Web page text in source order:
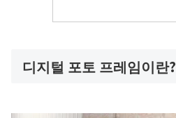
디지털 포토 프레임이란?